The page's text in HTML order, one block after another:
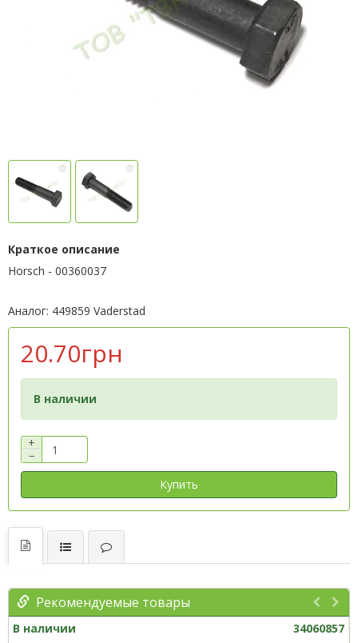
Краткое описание
Horsch - 00360037
Аналог: 449859 Vaderstad
20.70грн
В наличии
+
−
Купить
Рекомендуемые товары
В наличии 34060857